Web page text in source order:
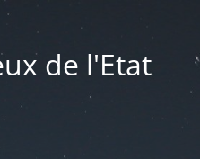
de l'Etat